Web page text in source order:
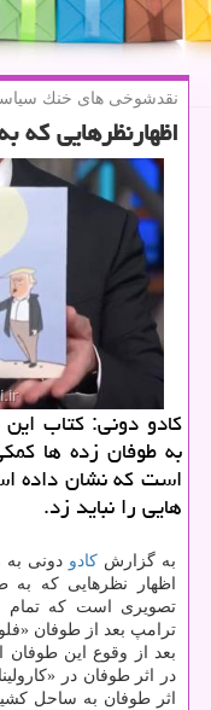
نقدشوخی های خنك
اظهارنظرهایی كه
كادو دونی: كتاب
به طوفان زده ها
است كه نشان داده
هایی را نباید زد.
به گزارش كادو دونی به
اظهار نظرهایی كه
تصویری است كه تمام
بعد از وقوع این
در اثر طوفان در
اثر طوفان به ساحل